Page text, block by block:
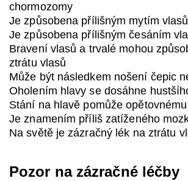
chormozomy
Je způsobena přílišným mytím vlasů
Je způsobena přílišným česáním
Bravení vlasů a trvalé mohou
ztrátu vlasů
Může být následkem nošení čepic
Oholením hlavy se dosáhne
Stání na hlavě pomůže
Je znamením příliš zatíženého
Na světě je zázračný lék na ztrátu
Pozor na zázračné léčby